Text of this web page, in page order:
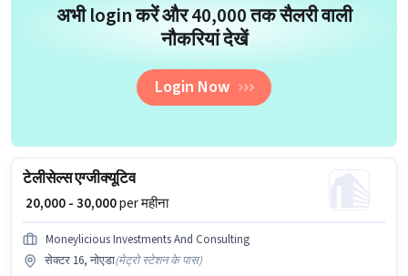
अभी login करें और ₹40,000 तक सैलरी वाली
नौकरियां देखें
Login Now
टेलीसेल्स एग्जीक्यूटिव
₹ 20,000 - 30,000per महीना
Moneylicious Investments And Consulting
सेक्टर 16, नोएडा(मेट्रो स्टेशन के पास)